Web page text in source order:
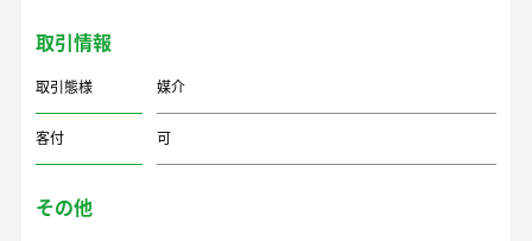
取引情報
取引態様 媒介
客付 可
その他